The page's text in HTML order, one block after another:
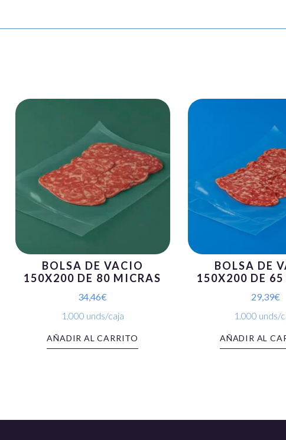
BOLSA DE VACIO
150X200 DE 80 MICRAS
34,46€
1.000 unds/caja
AÑADIR AL CARRITO
BOLSA DE
150X200 DE
29,39€
1.000 unds/
AÑADIR AL